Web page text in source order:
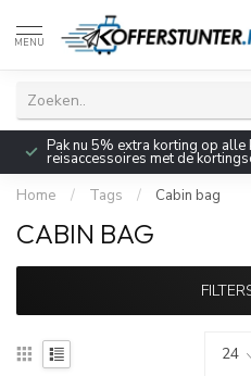
MENU
Pak nu 5% extra korting op
reisaccessoires met de
Home / Tags / Cabin bag
CABIN BAG